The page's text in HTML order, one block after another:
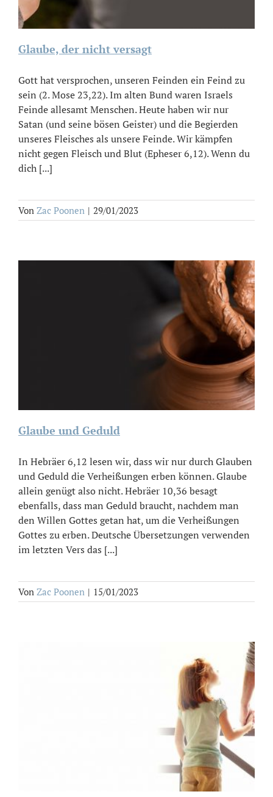
Glaube, der nicht versagt
Gott hat versprochen, unseren Feinden ein Feind zu
sein (2. Mose 23,22). Im alten Bund waren Israels
Feinde allesamt Menschen. Heute haben wir nur
Satan (und seine bösen Geister) und die Begierden
unseres Fleisches als unsere Feinde. Wir kämpfen
nicht gegen Fleisch und Blut (Epheser 6,12). Wenn du
dich [...]
Von Zac Poonen | 29/01/2023
Glaube und Geduld
In Hebräer 6,12 lesen wir, dass wir nur durch Glauben
und Geduld die Verheißungen erben können. Glaube
allein genügt also nicht. Hebräer 10,36 besagt
ebenfalls, dass man Geduld braucht, nachdem man
den Willen Gottes getan hat, um die Verheißungen
Gottes zu erben. Deutsche Übersetzungen verwenden
im letzten Vers das [...]
Von Zac Poonen | 15/01/2023